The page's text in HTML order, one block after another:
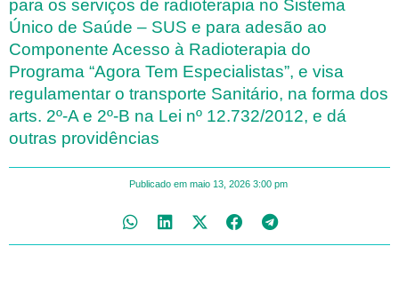
para os serviços de radioterapia no Sistema
Único de Saúde – SUS e para adesão ao
Componente Acesso à Radioterapia do
Programa “Agora Tem Especialistas”, e visa
regulamentar o transporte Sanitário, na forma dos
arts. 2º-A e 2º-B na Lei nº 12.732/2012, e dá
outras providências
Publicado em maio 13, 2026 3:00 pm